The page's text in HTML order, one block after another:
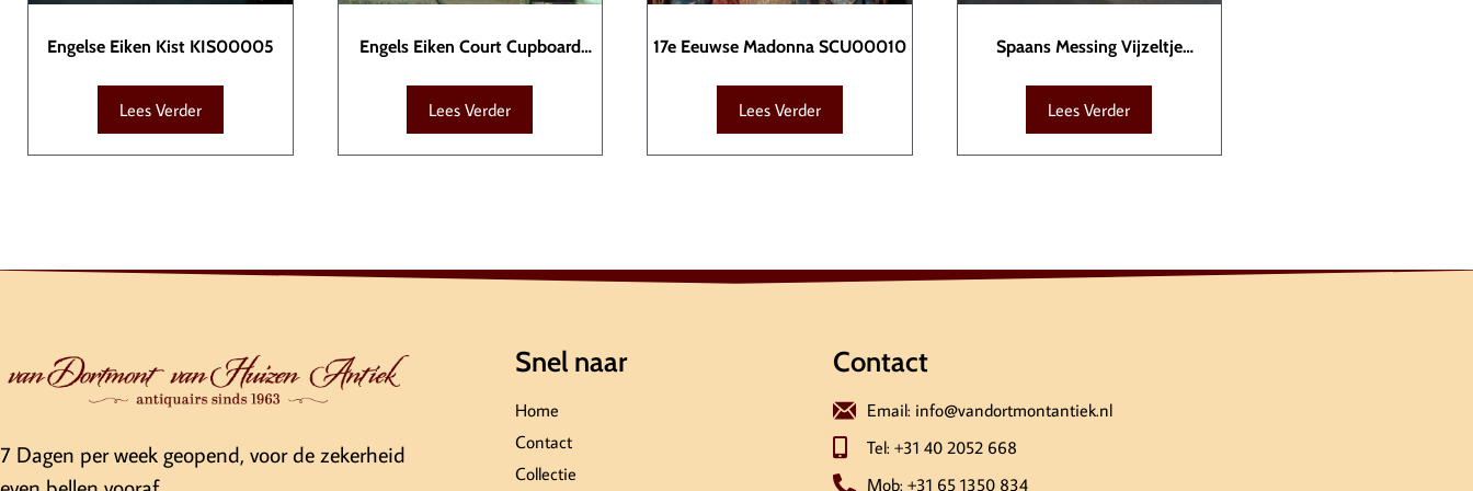
Engelse Eiken Kist KIS00005
Lees Verder
Engels Eiken Court Cupboard
Lees Verder
17e Eeuwse Madonna SCU00010
Lees Verder
Spaans Messing Vijzeltje
Lees Verder
7 Dagen per week geopend, voor de zekerheid
Snel naar
Home
Contact
Collectie
Contact
Email: info@vandortmontantiek.nl
Tel: +31 40 2052 668
Mob: +31 65 1350 834